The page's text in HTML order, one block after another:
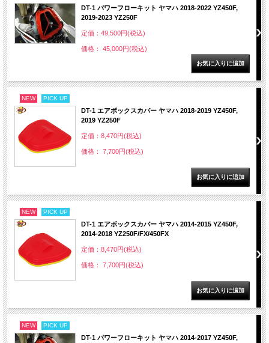
DT-1 パワーフローキット ヤマハ 2018-2022 YZ450F,
2019-2023 YZ250F
定価：49,500円(税込)
価格： 45,000円(税込)
NEW PICK UP
DT-1 エアボックスカバー ヤマハ 2018-2019 YZ450F,
2019 YZ250F
定価：8,470円(税込)
価格： 7,700円(税込)
NEW PICK UP
DT-1 エアボックスカバー ヤマハ 2014-2015 YZ450F,
2014-2018 YZ250F/FX/450FX
定価：8,470円(税込)
価格： 7,700円(税込)
NEW PICK UP
DT-1 パワーフローキット ヤマハ 2014-2017 YZ450F,